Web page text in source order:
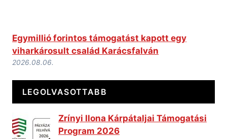
Egymillió forintos támogatást kapott egy
viharkárosult család Karácsfalván
2026.08.06.
LEGOLVASOTTABB
Zrínyi Ilona Kárpátaljai Támogatási
Program 2026